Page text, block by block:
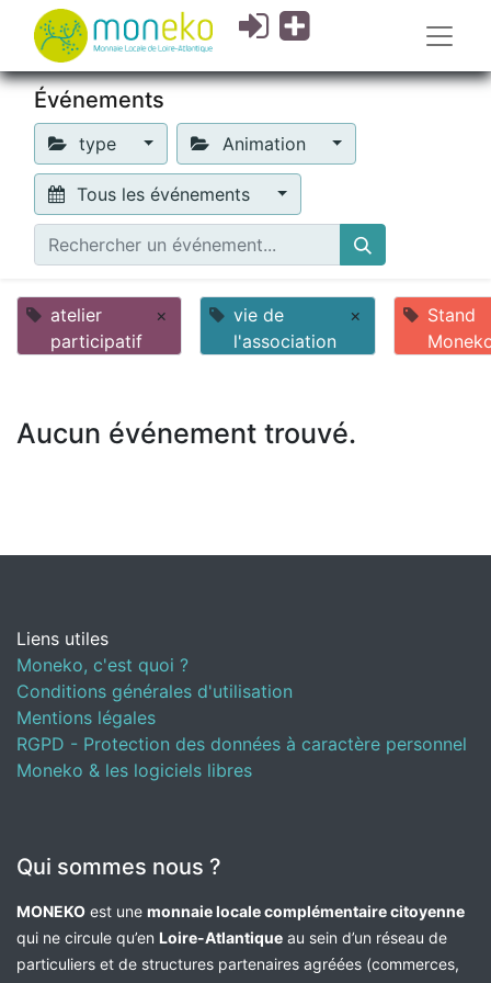
Événements
type Animation
Tous les événements
atelier
participatif
×
vie de
l'association
×
Stand
Aucun événement trouvé.
Liens utiles
Moneko, c'est quoi ?
Conditions générales d'utilisation
Mentions légales
RGPD - Protection des données à caractère personnel
Moneko & les logiciels libres
Qui sommes nous ?
MONEKO est une monnaie locale complémentaire citoyenne
qui ne circule qu’en Loire-Atlantique au sein d’un réseau de
particuliers et de structures partenaires agréées (commerces,